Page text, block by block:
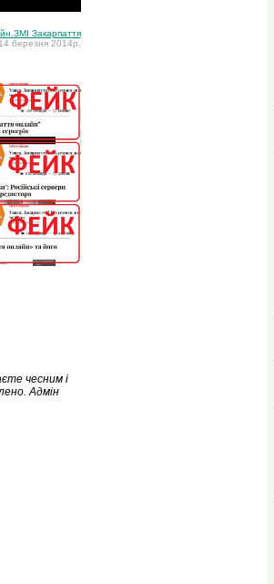
Закарпаття
14 березня 2014р.
чесним і
Адмін